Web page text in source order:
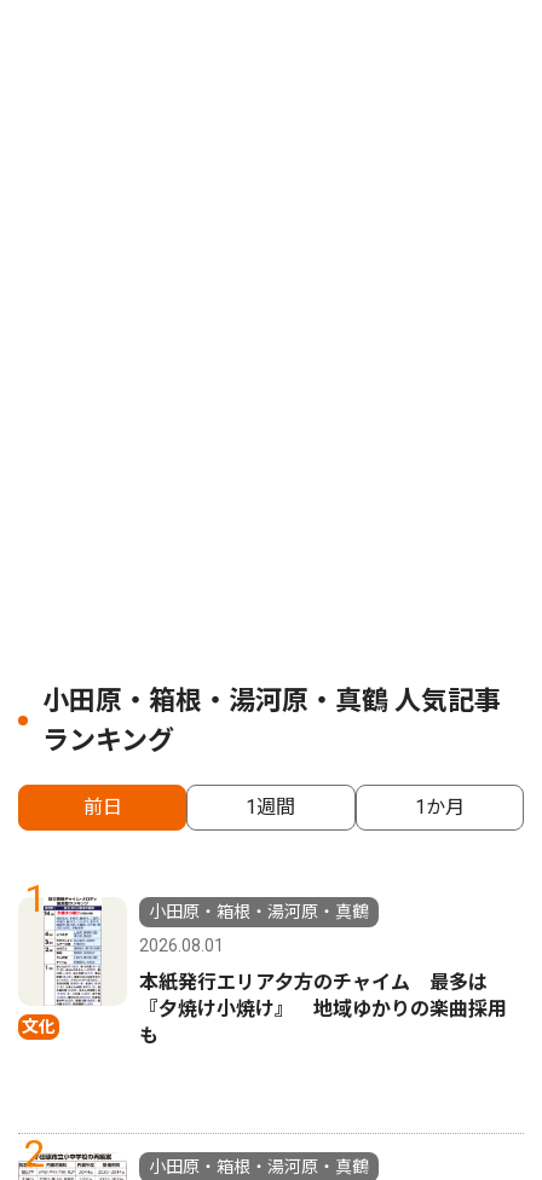
小田原・箱根・湯河原・真鶴 人気記事
ランキング
前日 1週間 1か月
1
文化
小田原・箱根・湯河原・真鶴
2026.08.01
本紙発行エリア夕方のチャイム 最多は
『夕焼け小焼け』 地域ゆかりの楽曲採用
も
2
小田原・箱根・湯河原・真鶴